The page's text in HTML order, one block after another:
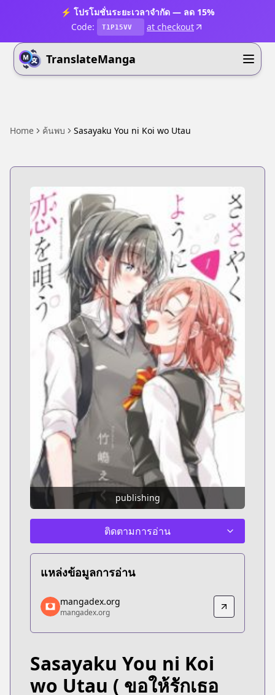
⚡ โปรโมชั่นระยะเวลาจำกัด — ลด 15%
Code:
T1P15VV at checkout
TranslateManga
Home ค้นพบ Sasayaku You ni Koi wo Utau
publishing
ติดตามการอ่าน
แหล่งข้อมูลการอ่าน
mangadex.org
mangadex.org
https://mangadex.org/title/db82b170-aa37-4e4c-
mangadex.org
mangadex.org
Sasayaku You ni Koi
wo Utau ( ขอให้รักเธอ